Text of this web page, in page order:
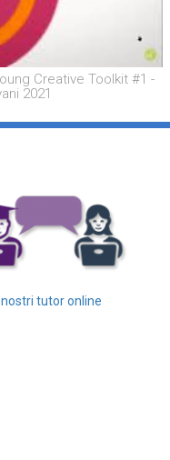
Creative Toolkit #1 -
2021
I nostri tutor online